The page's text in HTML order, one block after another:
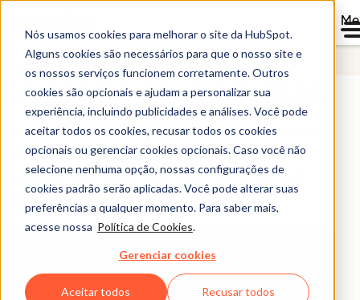
Nós usamos cookies para melhorar o site da HubSpot.
Alguns cookies são necessários para que o nosso site e
os nossos serviços funcionem corretamente. Outros
cookies são opcionais e ajudam a personalizar sua
experiência, incluindo publicidades e análises. Você pode
aceitar todos os cookies, recusar todos os cookies
opcionais ou gerenciar cookies opcionais. Caso você não
selecione nenhuma opção, nossas configurações de
cookies padrão serão aplicadas. Você pode alterar suas
preferências a qualquer momento. Para saber mais,
acesse nossa Política de Cookies.
Gerenciar cookies
Aceitar todos Recusar todos
Plataforma de Clientes Starter
Encontre seus clientes
Gere e otimize facilmente conteúdo de marketing que
atraia e converta novos clientes. Da criação à
conversão, você obterá resultados rápidos em cada
Comece a usar grátisas ferramentas
gratuitas da HubSpot